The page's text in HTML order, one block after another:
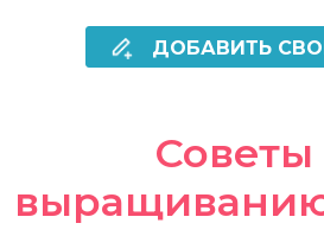
ДОБАВИТЬ
Советы